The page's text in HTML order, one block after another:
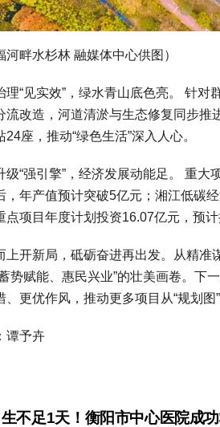
河畔水杉林 融媒体中心供图）
理“见实效”，绿水青山底色亮。 针
流改造，河道清淤与生态修复同步推
24座，推动“绿色生活”深入人心。
级“强引擎”，经济发展动能足。 重大
，年产值预计突破5亿元；湘江低碳
点项目年度计划投资16.07亿元，预
上开新局，砥砺奋进再出发。从精准
势赋能、惠民兴业”的壮美画卷。下
、更优作风，推动更多项目从“规划图
谭予卉
不足1天！衡阳市中心医院成